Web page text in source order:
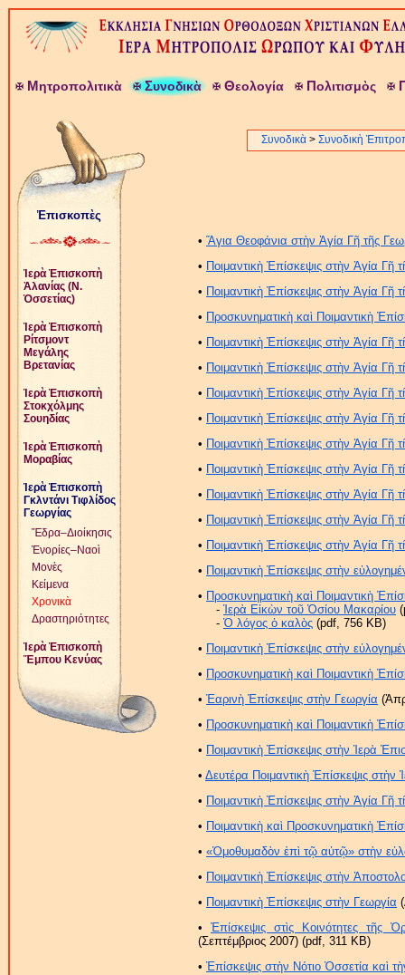
Μητροπολιτικὰ Συνοδικὰ Θεολογία Πολιτισμὸς
Ἐπισκοπὲς
Ἱερὰ Ἐπισκοπὴ
Ἀλανίας (Ν.
Ὀσσετίας)
Ἱερὰ Ἐπισκοπὴ
Ρίτσμοντ
Μεγάλης
Βρετανίας
Ἱερὰ Ἐπισκοπὴ
Στοκχόλμης
Σουηδίας
Ἱερὰ Ἐπισκοπὴ
Μοραβίας
Ἱερὰ Ἐπισκοπὴ
Γκλντάνι Τιφλίδος
Γεωργίας
Ἕδρα–Διοίκησις
Ἐνορίες–Ναοὶ
Μονὲς
Κείμενα
Χρονικὰ
Δραστηριότητες
Ἱερὰ Ἐπισκοπὴ
Ἔμπου Κενύας
Συνοδικὰ > Συνοδικὴ
• Ἅγια Θεοφάνια στὴν Ἁγία Γῆ τῆς
• Ποιμαντικὴ Ἐπίσκεψις στὴν Ἁγία Γῆ
• Ποιμαντικὴ Ἐπίσκεψις στὴν Ἁγία Γῆ
• Προσκυνηματικὴ καὶ Ποιμαντικὴ
• Ποιμαντικὴ Ἐπίσκεψις στὴν Ἁγία Γῆ
• Ποιμαντικὴ Ἐπίσκεψις στὴν Ἁγία Γῆ
• Ποιμαντικὴ Ἐπίσκεψις στὴν Ἁγία Γῆ
• Ποιμαντικὴ Ἐπίσκεψις στὴν Ἁγία Γῆ
• Ποιμαντικὴ Ἐπίσκεψις στὴν Ἁγία Γῆ
• Ποιμαντικὴ Ἐπίσκεψις στὴν Ἁγία Γῆ
• Ποιμαντικὴ Ἐπίσκεψις στὴν Ἁγία Γῆ
• Ποιμαντικὴ Ἐπίσκεψις στὴν Ἁγία Γῆ
• Ποιμαντικὴ Ἐπίσκεψις στὴν Ἁγία Γῆ
• Ποιμαντικὴ Ἐπίσκεψις στὴν
• Προσκυνηματικὴ καὶ Ποιμαντικὴ
- Ἱερὰ Εἰκὼν τοῦ Ὁσίου Μακαρίου
- Ὁ λόγος ὁ καλὸς (pdf, 756 ΚB)
• Ποιμαντικὴ Ἐπίσκεψις στὴν
• Προσκυνηματικὴ καὶ Ποιμαντικὴ
• Ἐαρινὴ Ἐπίσκεψις στὴν Γεωργία
• Προσκυνηματικὴ καὶ Ποιμαντικὴ
• Ποιμαντικὴ Ἐπίσκεψις στὴν Ἱερὰ
• Δευτέρα Ποιμαντικὴ Ἐπίσκεψις στὴν
• Ποιμαντικὴ Ἐπίσκεψις στὴν Ἁγία Γῆ
• Ποιμαντικὴ καὶ Προσκυνηματικὴ
• «Ὁμοθυμαδὸν ἐπὶ τῷ αὐτῷ» στὴν
• Ποιμαντικὴ Ἐπίσκεψις στὴν
• Ποιμαντικὴ Ἐπίσκεψις στὴν Γεωργία
• Ἐπίσκεψις στὶς Κοινότητες
(Σεπτέμβριος 2007) (pdf, 311 KB)
• Ἐπίσκεψις στὴν Νότιο Ὀσσετία καὶ